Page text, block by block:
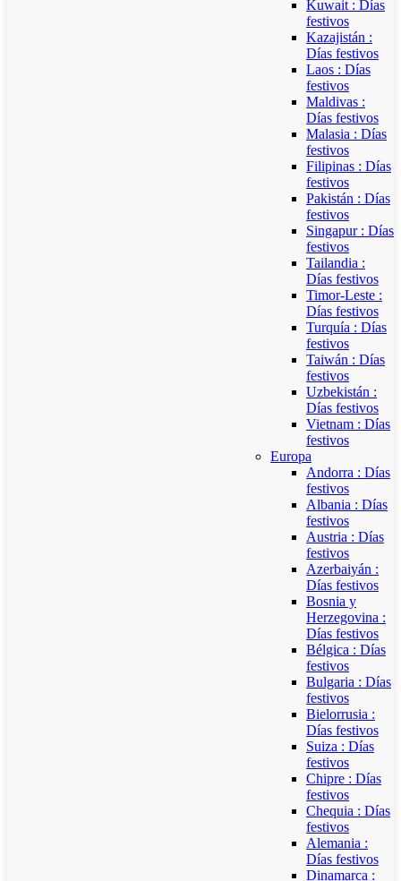
Kuwait : Días
festivos
Kazajistán :
Días festivos
Laos : Días
festivos
Maldivas :
Días festivos
Malasia : Días
festivos
Filipinas : Días
festivos
Pakistán : Días
festivos
Singapur : Días
festivos
Tailandia :
Días festivos
Timor-Leste :
Días festivos
Turquía : Días
festivos
Taiwán : Días
festivos
Uzbekistán :
Días festivos
Vietnam : Días
festivos
Europa
Andorra : Días
festivos
Albania : Días
festivos
Austria : Días
festivos
Azerbaiyán :
Días festivos
Bosnia y
Herzegovina :
Días festivos
Bélgica : Días
festivos
Bulgaria : Días
festivos
Bielorrusia :
Días festivos
Suiza : Días
festivos
Chipre : Días
festivos
Chequia : Días
festivos
Alemania :
Días festivos
Dinamarca :